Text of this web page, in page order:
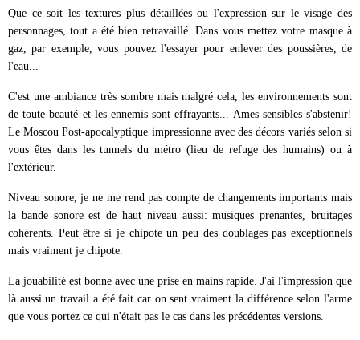
Que ce soit les textures plus détaillées ou l'expression sur le visage des
personnages, tout a été bien retravaillé. Dans vous mettez votre masque à
gaz, par exemple, vous pouvez l'essayer pour enlever des poussières, de
l'eau...
C'est une ambiance très sombre mais malgré cela, les environnements sont
de toute beauté et les ennemis sont effrayants... Ames sensibles s'abstenir!
Le Moscou Post-apocalyptique impressionne avec des décors variés selon si
vous êtes dans les tunnels du métro (lieu de refuge des humains) ou à
l'extérieur.
Niveau sonore, je ne me rend pas compte de changements importants mais
la bande sonore est de haut niveau aussi: musiques prenantes, bruitages
cohérents. Peut être si je chipote un peu des doublages pas exceptionnels
mais vraiment je chipote.
La jouabilité est bonne avec une prise en mains rapide. J'ai l'impression que
là aussi un travail a été fait car on sent vraiment la différence selon l'arme
que vous portez ce qui n'était pas le cas dans les précédentes versions.